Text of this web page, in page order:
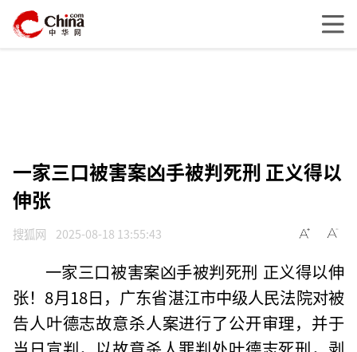
一家三口被害案凶手被判死刑 正义得以
伸张
搜狐网 2025-08-18 13:55:43
一家三口被害案凶手被判死刑 正义得以伸
张！8月18日，广东省湛江市中级人民法院对被
告人叶德志故意杀人案进行了公开审理，并于